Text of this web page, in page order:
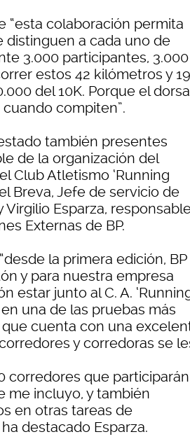
“esta colaboración permita
a cada uno de
3.000 participantes, 3.000
estos 42 kilómetros y
del 10K. Porque el
compiten”.
también presentes
de la organización del
Club Atletismo ‘Running
Breva, Jefe de servicio de
Virgilio Esparza,
Externas de BP.
la primera edición, BP
y para nuestra empresa
estar junto al C. A.
una de las pruebas más
cuenta con una
y corredoras se
corredores que participarán
me incluyo, y también
en otras tareas de
destacado Esparza.